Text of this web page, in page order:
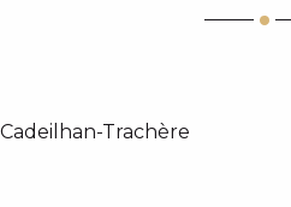
Trachère